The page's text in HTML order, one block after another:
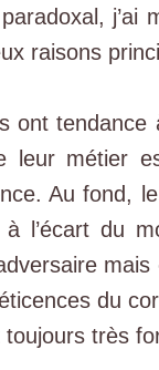
raisons
ont
leur métier
Au fond,
à l’écart du
du
toujours très